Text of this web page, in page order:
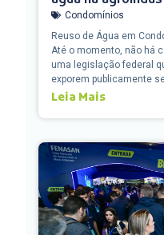
Condomínios
Reuso de Água em
Até o momento, não há
uma legislação federal
exporem publicamente
Leia Mais